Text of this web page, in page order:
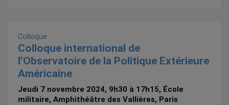
Colloque
Colloque international de
l’Observatoire de la Politique Extérieure
Américaine
Jeudi 7 novembre 2024, 9h30 à 17h15, École
militaire, Amphithéâtre des Vallières, Paris